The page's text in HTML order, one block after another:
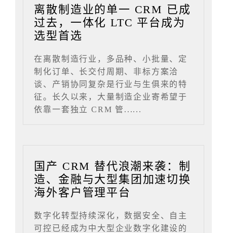
离散制造业的单一 CRM 已成
过去，一体化 LTC 平台成为
选型首选
在离散制造行业，多品种、小批量、定
制化订单、长交付周期、非标方案洽
谈、产销协同复杂是行业与生俱来的特
征。长久以来，大量制造企业寄希望于
依靠一套独立 CRM 管......
国产 CRM 替代浪潮来袭：制
造、金融与大型集团加速切换
海外客户管理平台
数字化转型持续深化，数据安全、自主
可控已经成为中大型企业数字化建设的